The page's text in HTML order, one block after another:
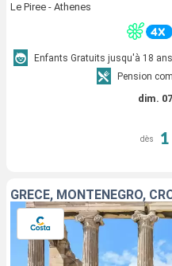
Le Piree - Athenes
Enfants Gratuits jusqu'à 18 ans
Pension
dim.
dès
GRÈCE, MONTENEGRO,